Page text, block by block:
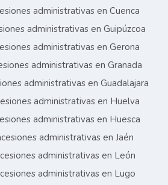
administrativas en Cuenca
administrativas en Guipúzcoa
administrativas en Gerona
administrativas en Granada
administrativas en Guadalajara
administrativas en Huelva
administrativas en Huesca
administrativas en Jaén
administrativas en León
administrativas en Lugo